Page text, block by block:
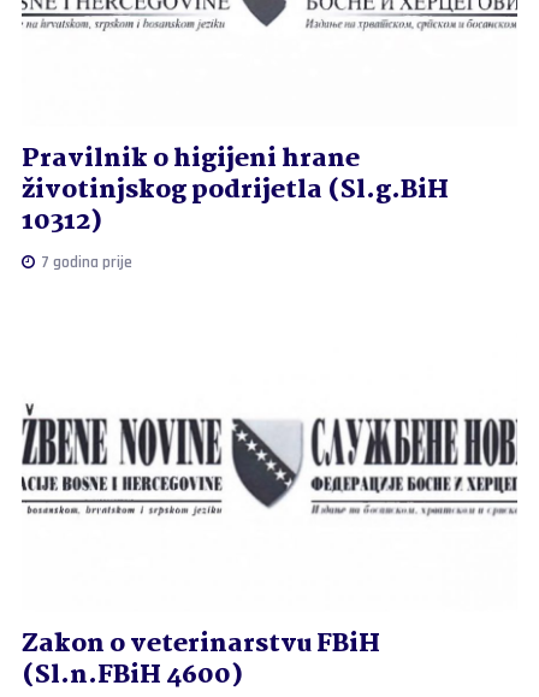
Pravilnik o higijeni hrane
životinjskog podrijetla (Sl.g.BiH
10312)
7 godina prije
Zakon o veterinarstvu FBiH
(Sl.n.FBiH 4600)